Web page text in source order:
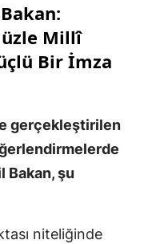
Millî
Bir İmza
gerçekleştirilen
Bakan, şu
niteliğinde